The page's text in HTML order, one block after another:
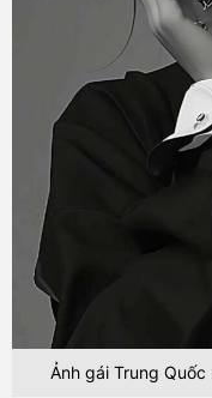
Ảnh gái Trung